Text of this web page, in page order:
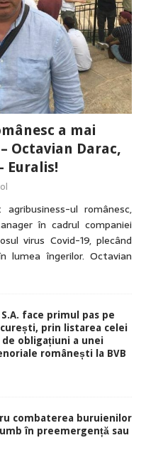
a mai
Octavian Darac,
Euralis!
ul românesc,
în cadrul companiei
virus Covid-19, plecând
îngerilor. Octavian
face primul pas pe
prin listarea celei
obligațiuni a unei
românești la BVB
combaterea buruienilor
în preemergență sau